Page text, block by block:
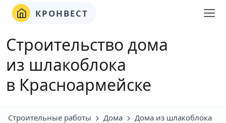
КРОНВЕСТ
Строительство дома
из шлакоблока
в Красноармейске
Строительные работы Дома Дома из шлакоблока